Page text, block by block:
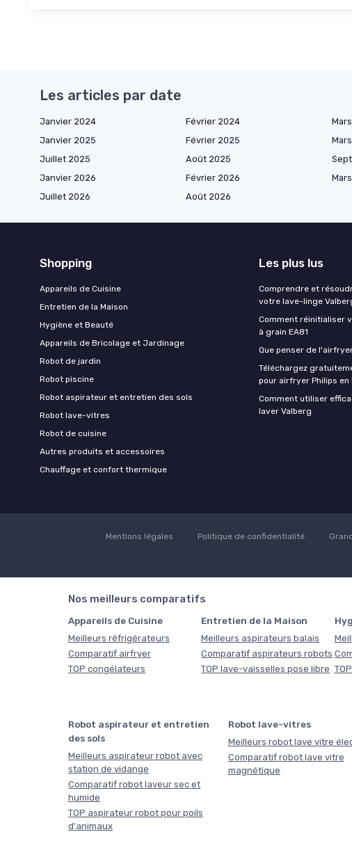
Les articles par date
Janvier 2024 Février 2024
Janvier 2025
Février 2025
Juillet 2025
Août 2025
Janvier 2026
Février 2026
Juillet 2026
Août 2026
Shopping
Appareils de Cuisine
Entretien de la Maison
Hygiène et Beauté
Appareils de Bricolage et Jardinage
Robot de jardin
Robot piscine
Robot aspirateur et entretien des sols
Robot lave-vitres
Robot de cuisine
Autres produits et accessoires
Chauffage et confort thermique
Les plus lus
Comprendre et
votre lave-linge
Comment réinitialiser
à grain EA81
Que penser de
Téléchargez
pour airfryer Philips en
Comment utiliser
laver Valberg
Mentions légales Politique de confidentialité
Nos meilleurs comparatifs
Appareils de Cuisine
Meilleurs réfrigérateurs
Comparatif airfryer
TOP congélateurs
Entretien de la Maison
Meilleurs aspirateurs balais
Comparatif aspirateurs robots
TOP lave-vaisselles pose libre
Robot aspirateur et entretien
des sols
Meilleurs aspirateur robot avec
station de vidange
Comparatif robot laveur sec et
humide
TOP aspirateur robot pour poils
d'animaux
Robot lave-vitres
Meilleurs robot lave vitre
Comparatif robot lave vitre
magnétique